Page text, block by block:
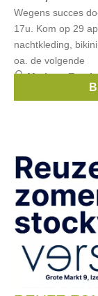
Wegens succes
17u. Kom op 29
nachtkleding,
oa. de volgende
Merken:Esprit